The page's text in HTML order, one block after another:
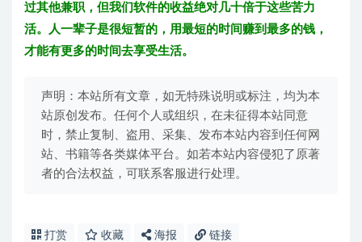
过其他兼职，但我们软件的收益绝对几十倍于这些苦力
活。人一辈子是很短暂的，用最短的时间赚到最多的钱，
才能有更多的时间去享受生活。
声明：本站所有文章，如无特殊说明或标注，均为本
站原创发布。任何个人或组织，在未征得本站同意
时，禁止复制、盗用、采集、发布本站内容到任何网
站、书籍等各类媒体平台。如若本站内容侵犯了原著
者的合法权益，可联系客服进行处理。
打赏 收藏 海报 链接